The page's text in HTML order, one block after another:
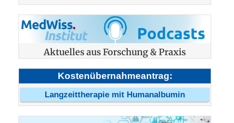
Aktuelles aus Forschung & Praxis
Kostenübernahmeantrag:
Langzeittherapie mit Humanalbumin